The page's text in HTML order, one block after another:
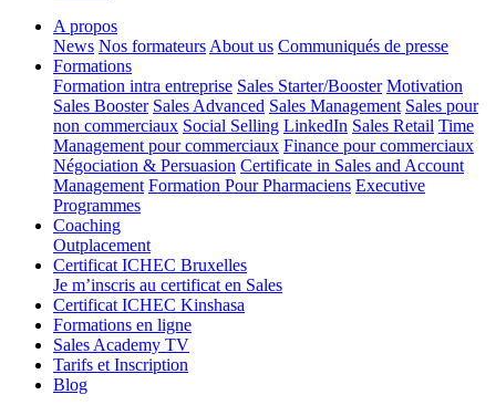
A propos
News Nos formateursAbout us Communiqués de presse
Formations
Formation intra entreprise Sales Starter/Booster Motivation
Sales Booster Sales Advanced Sales Management Sales pour
non commerciaux Social Selling LinkedIn Sales Retail Time
Management pour commerciaux Finance pour commerciaux
Négociation & Persuasion Certificate in Sales and Account
Management Formation Pour Pharmaciens Executive
Programmes
Coaching
Outplacement
Certificat ICHEC Bruxelles
Je m’inscris au certificat en Sales
Certificat ICHEC Kinshasa
Formations en ligne
Sales Academy TV
Tarifs et Inscription
Blog